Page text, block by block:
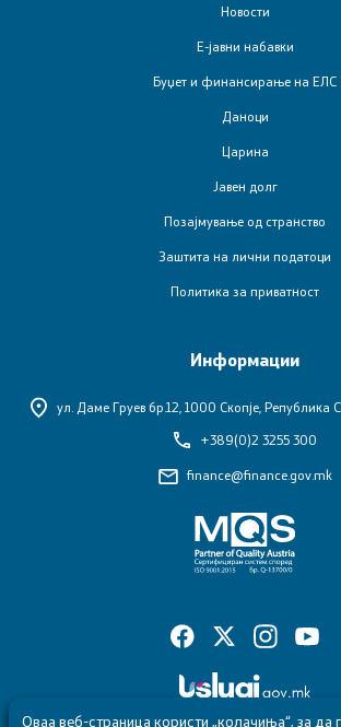
Изјава за пристапност
Новости
Е-јавни набавки
Буџет и финансирање на ЕЛС
Даноци
Царина
Јавен долг
Позајмување од странство
Заштита на лични податоци
Политика за приватност
Информации
ул. Даме Груев бр.12, 1000 Скопје, Република
+389(0)2 3255 300
finance@finance.gov.mk
Оваа веб-страница користи „колачиња“, за да